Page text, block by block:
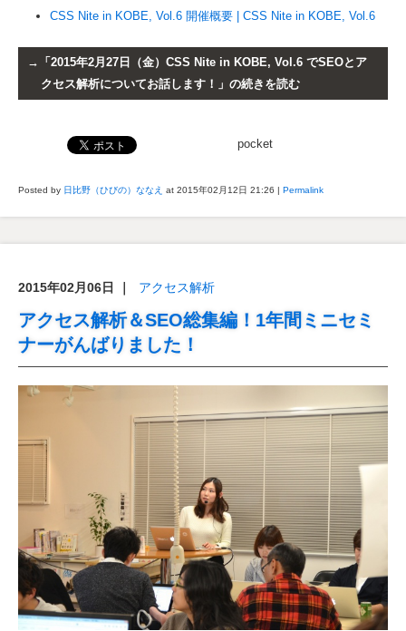
CSS Nite in KOBE, Vol.6 開催概要 | CSS Nite in KOBE, Vol.6
「2015年2月27日（金）CSS Nite in KOBE, Vol.6 でSEOとア
クセス解析についてお話します！」の続きを読む
pocket
Posted by 日比野（ひびの）ななえ at 2015年02月12日 21:26 | Permalink
2015年02月06日 アクセス解析
アクセス解析＆SEO総集編！1年間ミニセミ
ナーがんばりました！